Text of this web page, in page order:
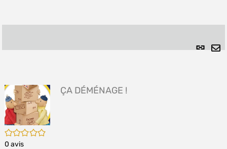
Lien
/5
0 avis
ÇA DÉMÉNAGE !